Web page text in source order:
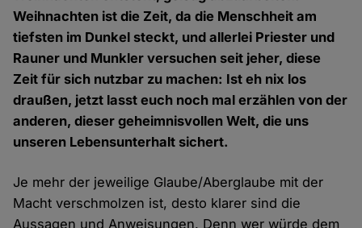
Weihnachten ist die Zeit, da die Menschheit am
tiefsten im Dunkel steckt, und allerlei Priester und
Rauner und Munkler versuchen seit jeher, diese
Zeit für sich nutzbar zu machen: Ist eh nix los
draußen, jetzt lasst euch noch mal erzählen von der
anderen, dieser geheimnisvollen Welt, die uns
unseren Lebensunterhalt sichert.
Je mehr der jeweilige Glaube/Aberglaube mit der
Macht verschmolzen ist, desto klarer sind die
Aussagen und Anweisungen. Denn wer würde dem